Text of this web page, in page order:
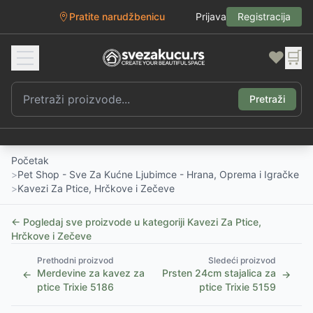
Pratite narudžbenicu Prijava Registracija
❤️ 🛒
Pretraži
Početak
>Pet Shop - Sve Za Kućne Ljubimce - Hrana, Oprema i Igračke
>Kavezi Za Ptice, Hrčkove i Zečeve
← Pogledaj sve proizvode u kategoriji Kavezi Za Ptice,
Hrčkove i Zečeve
←
Prethodni proizvod
Merdevine za kavez za
ptice Trixie 5186
Sledeći proizvod
Prsten 24cm stajalica za
ptice Trixie 5159
→